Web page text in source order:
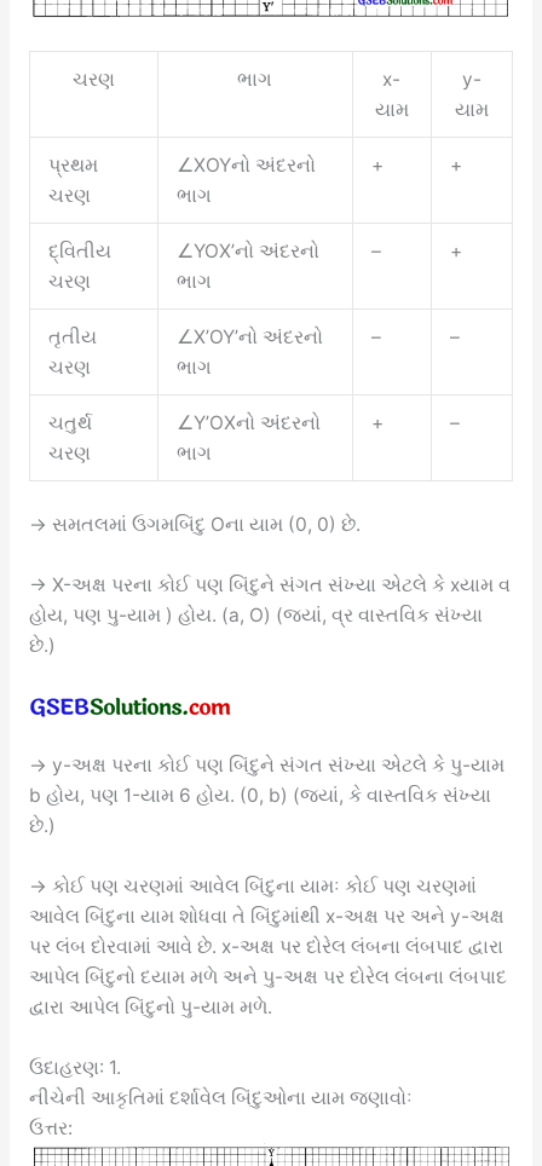
ચરણ ભાગ
x-
યામ
y-
યામ
પ્રથમ
ચરણ
∠XOYનો અંદરનો
ભાગ
+ +
દ્વિતીય
ચરણ
∠YOX’નો અંદરનો
ભાગ
– +
તૃતીય
ચરણ
∠X’OY’નો અંદરનો
ભાગ
– –
ચતુર્થ
ચરણ
∠Y’OXનો અંદરનો
ભાગ
+ –
→ સમતલમાં ઉગમબિંદુ Oના યામ (0, 0) છે.
→ X-અક્ષ પરના કોઈ પણ બિંદુને સંગત સંખ્યા એટલે કે xયામ વ
હોય, પણ પુ-યામ ) હોય. (a, O) (જ્યાં, વ્ર વાસ્તવિક સંખ્યા
છે.)
→ y-અક્ષ પરના કોઈ પણ બિંદુને સંગત સંખ્યા એટલે કે પુ-યામ
b હોય, પણ 1-યામ 6 હોય. (0, b) (જ્યાં, કે વાસ્તવિક સંખ્યા
છે.)
→ કોઈ પણ ચરણમાં આવેલ બિંદુના યામઃ કોઈ પણ ચરણમાં
આવેલ બિંદુના યામ શોધવા તે બિંદુમાંથી x-અક્ષ પર અને y-અક્ષ
પર લંબ દોરવામાં આવે છે. x-અક્ષ પર દોરેલ લંબના લંબપાદ દ્વારા
આપેલ બિંદુનો દયામ મળે અને પુ-અક્ષ પર દોરેલ લંબના લંબપાદ
દ્વારા આપેલ બિંદુનો પુ-યામ મળે.
ઉદાહરણ: 1.
નીચેની આકૃતિમાં દર્શાવેલ બિંદુઓના યામ જણાવોઃ
ઉત્તર: